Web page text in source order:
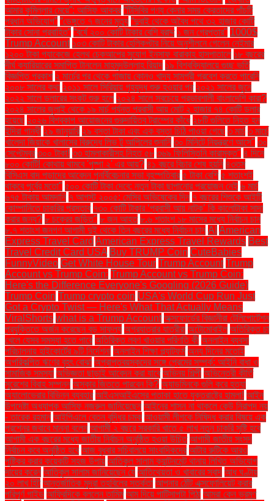
আমার কুমিল্লার মেয়ে”: আসিফ আকবর “টিসিবির পণ্য কেনার সময় ক্রেতাদের পাঁচটি
প্রধান অভিযোগ” “ডেঙ্গুতে ৭ জনের মৃত্যু “দুবাই থেকে অবৈধ পথে ৩২ হাজার কোটি
টাকার সোনা প্রবাহিত” “বর্ষে ২০০ কোটি টাকার বেশি বরাদ্দ ১ জন গ্রেপ্তার" 1000$
Trump Account ১০৩ কোটি টাকার হেলিকপ্টার নিয়ে অনুশীলনে গেলেন নেইমার
১২০০ টাকা প্যাকেজে হেলথ চেকআপের সুযোগ ইনসাফ বারাকাহ হাসপাতালে ১৮ বছরের
দীর্ঘ ক্যারিয়ারের সমাপ্তি টানলেন মাহমুদউল্লাহ রিয়াদ ১৯ বিশ্ববিদ্যালয়ে গুচ্ছ ভর্তি
বিজ্ঞপ্তি প্রকাশ ২ মার্চের পর থেকে গাজায় কোনও খাদ্য সামগ্রী প্রবেশ করতে পারেনি
২০০৮ সালের কথা ২০১১ সালে সিরিয়ায় গৃহযুদ্ধ শুরু হওয়ার পর ২০২১ সালের জুনে
২০২২ সালে ডলারের সংকট শুরু হলে ২০২৪ সালে সবচেয়ে প্রভাবশালী বাংলাদেশি কারা?
২০২৪ সালের জুলাই থেকে ১৯ মার্চ পর্যন্ত প্রবাসী আয় মোট ২ হাজার ৭৪ কোটি ডলার
হয়েছে ২০২৬ বিশ্বকাপ আয়োজনের গুরুদায়িত্ব ট্রাম্পের কাঁধে ২৮টি গুলিতে নিহত হন
ইন্দিরা গান্ধী ২৯ জানুয়ারি ২৯ বস্তা টাকা এবং এক বস্তা চিঠি পাওয়া গেছে ৩ মার্চ ৩ মার্চে
খালেদা জিয়াকে খালাসের বিরুদ্ধে লিভ টু আপিলের শুনানি ৩০ মিনিটে নিয়ন্ত্রণে আসে" ৩০
সেপ্টেম্বর ৩০০ টাকা! ৩৩ হামলাকারীসহ নিহত ৫৮ ৩৬৯ ফিলিস্তিনি কারামুক্ত" ৪ দিনে
৮০০ কোটি! কোথায় থামবে 'পুষ্পা ২' এর আয়? ৪১ বছরে বিচার শেষ হয়নি ৪৩তম
বিসিএস বাদ পড়াদের আবেদন পুনর্বিবেচনার সভা বৃহস্পতিবার ৫ টাকা বেশি ৫ শতাংশই
থাকবে পূর্বের মতো" ৫০০ কোটি টাকা দেবে: নতুন টাকা ছাপানোর প্রয়োজন নেই ৬ মার্চ
৬৭৫ টাকায় আমদানি ৭ আগস্ট ২০০৫: মেসির অভিষেকের দিন ৭ বছরের শিশুকে আইটি
কোম্পানিতে চাকরির প্রস্তাব ৭৩০ কোটি টাকার ‘প্রবাসী আয় নাটক’ কি কালোটাকা সাদা
করার জন্য? ৮ চক্রের জড়িত" ৮ জন আহত ৮.৬ শতাংশ ১৮ মাসের মধ্যে নির্বাচন চান
৮.৭ শতাংশ জনগণ আগামী দুই থেকে তিন বছরের মধ্যে নির্বাচন চান AI American
Express Travel Card American Express Travel Rewards Best
Travel Credit Card USA Buy TRUMP Coin CuteBabies
FunnyVideo Get White House Tour Trump Account Trump
Account vs Trump Coin: Trump Account vs Trump Coin:
Here's the Difference Everyone's Googling (2026 Guide)
Trump Coin Trump crypto coin USA's World Cup Run Just
Got a Crypto Twist — Here's What That Actually Means
ViralShorts what is a Trump Account অক্সফোর্ডের বিজ্ঞানীরা টেলিপোর্টেশন
প্রযুক্তিতে অর্জন করেছেন বড় সাফল্য অগ্রযাত্রার যাত্রীরা অটোমোবাইল অতিরিক্ত চা
খেলে যেসব সমস্যা হতে পারে অতিরিক্ত লবণ খাওয়ার পরিণতি কী অনলাইন ব্যবসা
পরিচালনায় হাইকোর্টের ৯টি নির্দেশনা অনলাইন শিক্ষা প্ল্যাটফর্ম অন্য দিনের মতোই
অপরিকল্পিত ঋণের বৃহৎ বোঝা অপ্রাপ্তবয়স্কদের সঙ্গে প্রেমের সম্পর্ক: আইনি বাধা ও
সামাজিক সমস্যা অভিজ্ঞতা ছাড়াই আবেদন করা যাবে অভিনয় শিল্পী অভিনেত্রী কীর্তি
সুরেশের বিবাহ সম্পন্ন অস্কার জিততে পারবেন কি? অ্যাডমিনকে গুলি করে হত্যা
অ্যালোভেরার বিভিন্ন ব্যবহার আইএসআইএসের পতাকা হাতে যুক্তরাষ্ট্রে হামলা! আইন
উপদেষ্টা অধ্যাপক আসিফ নজরুল জানিয়েছেন আইনের শাসন না থাকলে কেউ নিরাপদ নয়
- তারেক রহমান আইপিএলে বেতন বৃদ্ধির চমক আওয়ামী লীগকে নিষিদ্ধ করার বিষয়ে এক
প্রশ্নের জবাবে মান্না বলেন আগামী ২ বছরে সরকারি খাতে ৫ লাখ নতুন চাকরি সৃষ্টি হবে
আগামী এক বছরের মধ্যে জাতীয় নির্বাচন অনুষ্ঠিত হওয়া উচিত আগামী জাতীয় সংসদ
নির্বাচন কবে অনুষ্ঠিত হবে আজ বুধবার সচিবালয়ে সাংবাদিকদের আটার রুটিকে আরও
পুষ্টিকর করার কয়েকটি সহজ উপায় আতিকুল সালাম ক্যান্টনমেন্ট থানায় লিখিত অভিযোগ
দায়ের করেন আতিকুল সালাম জানিয়েছেন যে আতিথেয়তা ও খাবারের স্বাদ আধ ঘণ্টায়
২০ লাখ হিট আন্তর্জাতিক মুদ্রা তহবিলের সতর্কতা আপনার ঠোঁট এক্সফোলিয়েট করার
পরিপূর্ণ গাইড আফ্রিদিকে বললেন তামিম আম দিয়ে পাটিসাপটা পিঠা আমরা কেন ভ্রমণ